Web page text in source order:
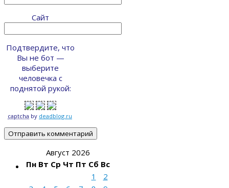
Сайт
Подтвердите, что
Вы не бот —
выберите
человечка с
поднятой рукой:
captcha by deadblog.ru
Август 2026
Пн Вт Ср Чт Пт Сб Вс
1
2